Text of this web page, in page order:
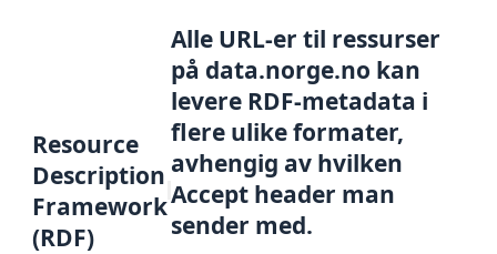
Resource
Description
Framework
(RDF)
Alle URL-er til ressurser
på data.norge.no kan
levere RDF-metadata i
flere ulike formater,
avhengig av hvilken
Accept header man
sender med.